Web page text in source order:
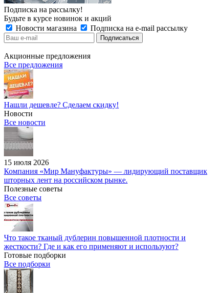
Подписка на рассылку!
Будьте в курсе новинок и акций
Новости магазина
Подписка на e-mail рассылку
Акционные предложения
Все предложения
Нашли дешевле? Сделаем скидку!
Новости
Все новости
15 июля 2026
Компания «Мир Мануфактуры» — лидирующий поставщик
шторных лент на российском рынке.
Полезные советы
Все советы
Что такое тканый дублерин повышенной плотности и
жесткости? Где и как его применяют и используют?
Готовые подборки
Все подборки